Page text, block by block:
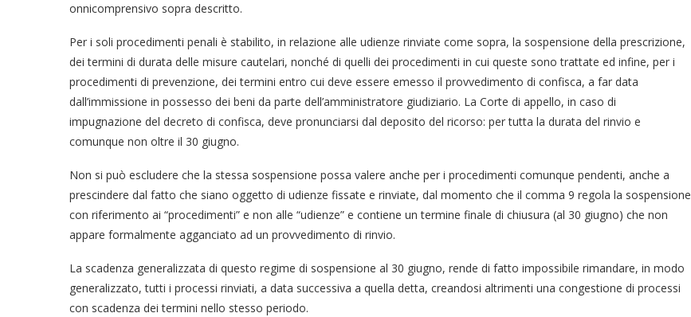
onnicomprensivo sopra descritto.
Per i soli procedimenti penali è stabilito, in relazione alle udienze rinviate come sopra, la sospensione della prescrizione,
dei termini di durata delle misure cautelari, nonché di quelli dei procedimenti in cui queste sono trattate ed infine, per i
procedimenti di prevenzione, dei termini entro cui deve essere emesso il provvedimento di confisca, a far data
dall’immissione in possesso dei beni da parte dell’amministratore giudiziario. La Corte di appello, in caso di
impugnazione del decreto di confisca, deve pronunciarsi dal deposito del ricorso: per tutta la durata del rinvio e
comunque non oltre il 30 giugno.
Non si può escludere che la stessa sospensione possa valere anche per i procedimenti comunque pendenti, anche a
prescindere dal fatto che siano oggetto di udienze fissate e rinviate, dal momento che il comma 9 regola la sospensione
con riferimento ai “procedimenti” e non alle “udienze” e contiene un termine finale di chiusura (al 30 giugno) che non
appare formalmente agganciato ad un provvedimento di rinvio.
La scadenza generalizzata di questo regime di sospensione al 30 giugno, rende di fatto impossibile rimandare, in modo
generalizzato, tutti i processi rinviati, a data successiva a quella detta, creandosi altrimenti una congestione di processi
con scadenza dei termini nello stesso periodo.